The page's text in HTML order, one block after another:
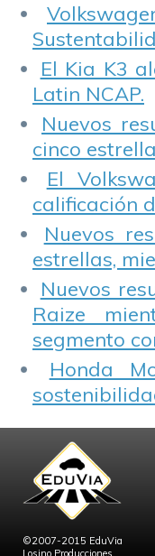
El Kia K3
Latin NCAP.
Nuevos
cinco
El
calificación
Nuevos
estrellas,
Nuevos
Raize
segmento
Honda
©2007-2015 EduVia
Losino Producciones